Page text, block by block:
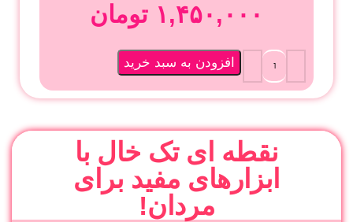
۱,۴۵۰,۰۰۰ تومان
افزودن به سبد خرید
نقطه ای تک خال با
ابزارهای مفید برای
مردان!